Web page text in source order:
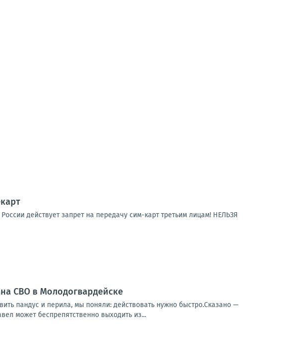
действует запрет на передачу сим-карт третьим лицам! НЕЛЬЗЯ
СВО в Молодогвардейске
пандус и перила, мы поняли: действовать нужно быстро.Сказано —
может беспрепятственно выходить из...